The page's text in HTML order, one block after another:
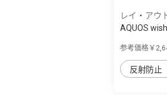
レイ・アウ
AQUOS
参考価格￥
反射防止